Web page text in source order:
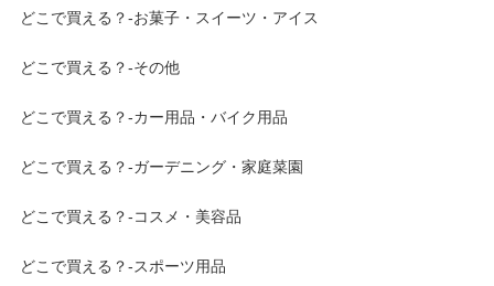
どこで買える？-お菓子・スイーツ・アイス
どこで買える？-その他
どこで買える？-カー用品・バイク用品
どこで買える？-ガーデニング・家庭菜園
どこで買える？-コスメ・美容品
どこで買える？-スポーツ用品